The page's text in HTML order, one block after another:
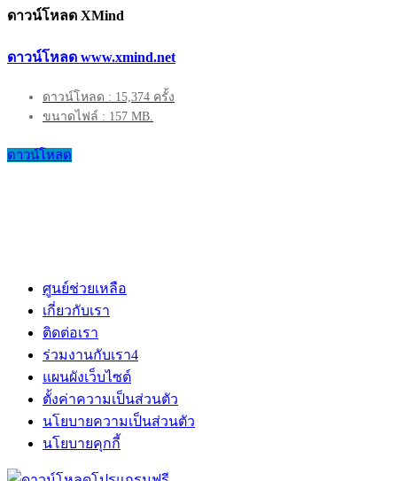
ดาวน์โหลด XMind
ดาวน์โหลด www.xmind.net
ดาวน์โหลด : 15,374 ครั้ง
ขนาดไฟล์ : 157 MB.
ดาวน์โหลด
ศูนย์ช่วยเหลือ
เกี่ยวกับเรา
ติดต่อเรา
ร่วมงานกับเรา4
แผนผังเว็บไซต์
ตั้งค่าความเป็นส่วนตัว
นโยบายความเป็นส่วนตัว
นโยบายคุกกี้